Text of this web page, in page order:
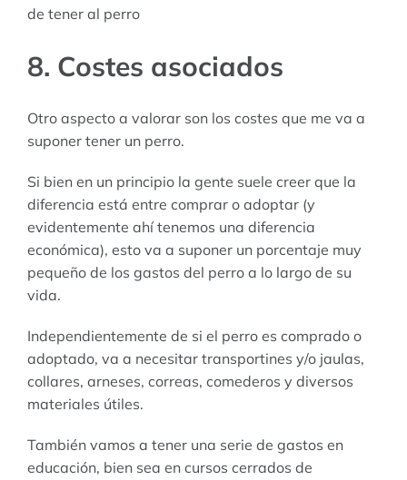
de tener al perro
8. Costes asociados
Otro aspecto a valorar son los costes que me va a
suponer tener un perro.
Si bien en un principio la gente suele creer que la
diferencia está entre comprar o adoptar (y
evidentemente ahí tenemos una diferencia
económica), esto va a suponer un porcentaje muy
pequeño de los gastos del perro a lo largo de su
vida.
Independientemente de si el perro es comprado o
adoptado, va a necesitar transportines y/o jaulas,
collares, arneses, correas, comederos y diversos
materiales útiles.
También vamos a tener una serie de gastos en
educación, bien sea en cursos cerrados de